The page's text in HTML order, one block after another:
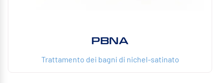
PBNA
Trattamento dei bagni di nichel-satinato